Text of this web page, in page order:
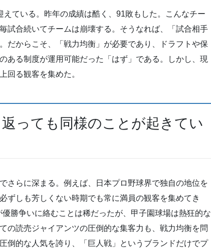
ている。昨年の成績は酷く、91敗もした。こんなチー
試合続いてチームは崩壊する。そうなれば、「試合相手
だからこそ、「戦力均衡」が必要であり、ドラフトや保
ある制度が運用可能だった「はず」である。しかし、現
回る観客を集めた。
っても同様のことが起きてい
さらに深まる。例えば、日本プロ野球界で独自の地位を
ずしも芳しくない時期でも常に満員の観客を集めてき
勝争いに絡むことは稀だったが、甲子園球場は熱狂的な
の読売ジャイアンツの圧倒的な集客力も、戦力均衡を問
倒的な人気を誇り、「巨人戦」というブランドだけでプ